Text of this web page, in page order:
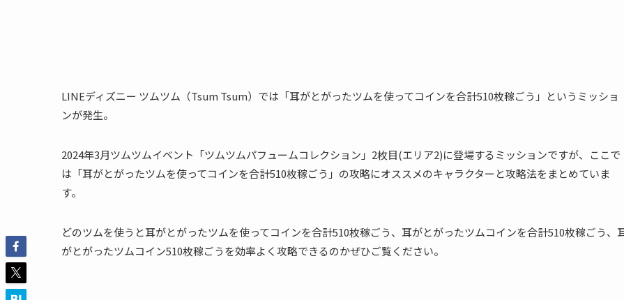
LINEディズニー ツムツム（Tsum Tsum）では「耳がとがったツムを使ってコインを合計510枚稼ごう」というミッショ
ンが発生。
2024年3月ツムツムイベント「ツムツムパフュームコレクション」2枚目(エリア2)に登場するミッションですが、ここで
は「耳がとがったツムを使ってコインを合計510枚稼ごう」の攻略にオススメのキャラクターと攻略法をまとめていま
す。
どのツムを使うと耳がとがったツムを使ってコインを合計510枚稼ごう、耳がとがったツムコインを合計510枚稼ごう、
がとがったツムコイン510枚稼ごうを効率よく攻略できるのかぜひご覧ください。